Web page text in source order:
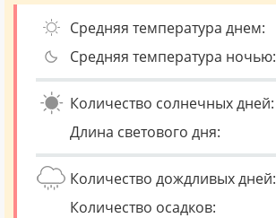
Средняя температура днем:
Средняя температура ночью:
Количество солнечных дней:
Длина светового дня:
Количество дождливых дней:
Количество осадков: